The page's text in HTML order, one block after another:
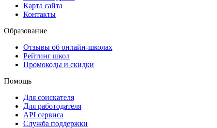
Карта сайта
Контакты
Образование
Отзывы об онлайн-школах
Рейтинг школ
Промокоды и скидки
Помощь
Для соискателя
Для работодателя
API сервиса
Служба поддержки